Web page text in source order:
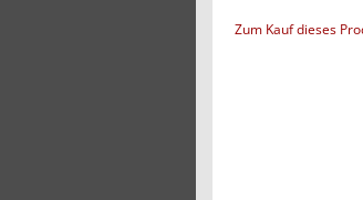
Zum Kauf dieses